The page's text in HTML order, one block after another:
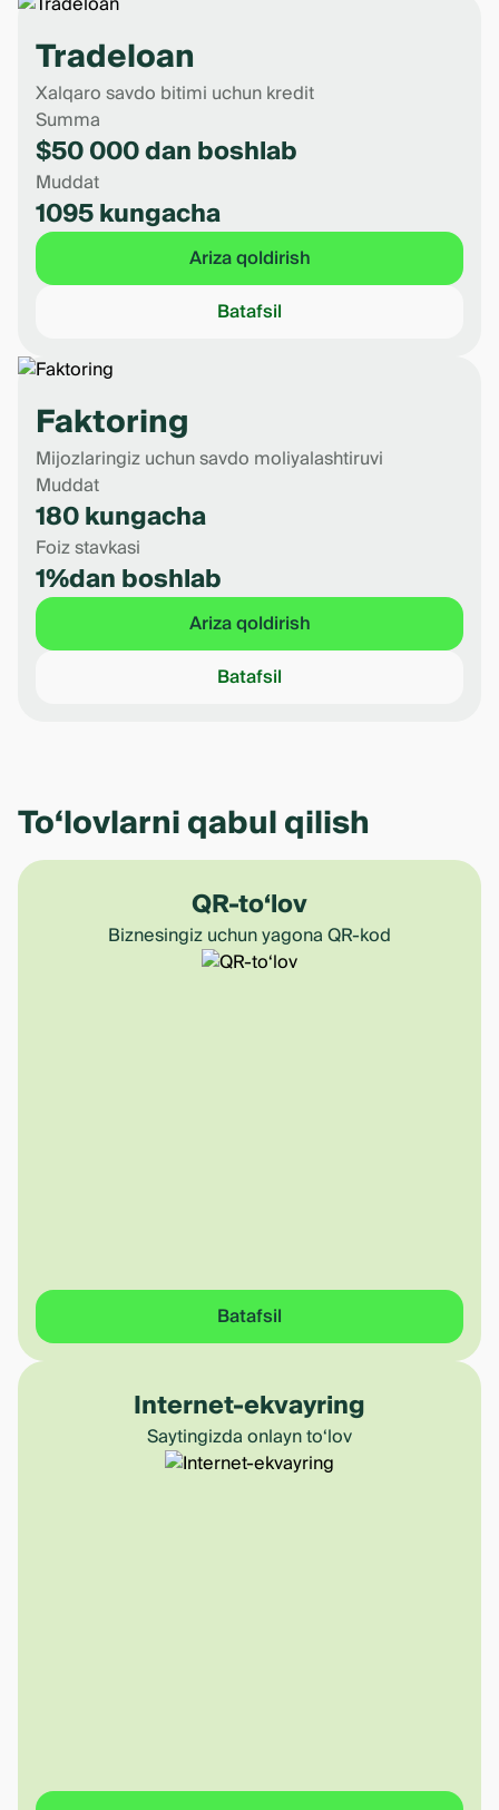
Tradeloan
Xalqaro savdo bitimi uchun kredit
Summa
$50 000 dan boshlab
Muddat
1095 kungacha
Ariza qoldirish
Batafsil
Faktoring
Mijozlaringiz uchun savdo moliyalashtiruvi
Muddat
180 kungacha
Foiz stavkasi
1%dan boshlab
Ariza qoldirish
Batafsil
To‘lovlarni qabul qilish
QR-to‘lov
Biznesingiz uchun yagona QR-kod
Batafsil
Internet-ekvayring
Saytingizda onlayn to‘lov